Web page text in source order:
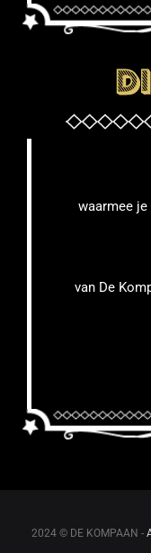
waarmee
van De
2024 © DE KOMPAAN -